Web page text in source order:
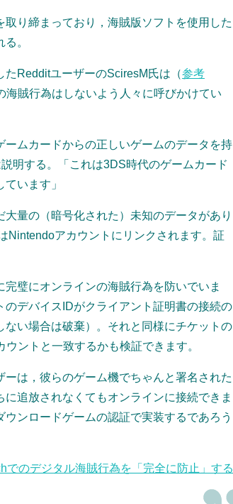
り締まっており，海賊版ソフトを使用した
。
RedditユーザーのSciresM氏は（参考
賊行為はしないよう人々に呼びかけてい
ムカードからの正しいゲームのデータを持
明する。「これは3DS時代のゲームカード
います」
量の（暗号化された）未知のデータがあり
Nintendoアカウントにリンクされます。証
璧にオンラインの海賊行為を防いでいま
デバイスIDがクライアント証明書の接続の
い場合は破棄）。それと同様にチケットの
ントと一致するかも検証できます。
は，彼らのゲーム機でちゃんと署名された
追放されなくてもオンラインに接続できま
ンロードゲームの認証で実装するであろう
のデジタル海賊行為を「完全に防止」する